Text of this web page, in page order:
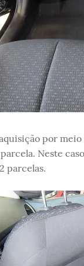
por
Neste
parcelas.